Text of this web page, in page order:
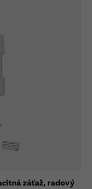
záťaž, radový